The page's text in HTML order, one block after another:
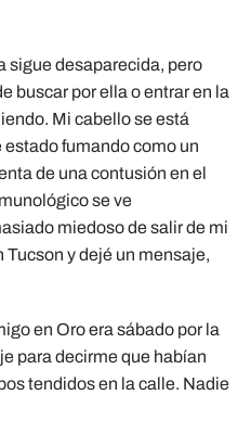
sigue desaparecida, pero
buscar por ella o entrar en la
Mi cabello se está
estado fumando como un
de una contusión en el
se ve
miedoso de salir de mi
Tucson y dejé un mensaje,
en Oro era sábado por la
para decirme que habían
tendidos en la calle. Nadie